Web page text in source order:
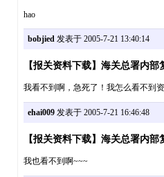
hao
bobjied发表于 2005-7-21 13:40:14
【报关资料下载】海关总署内
我看不到啊，急死了！我怎么看不到
ehai009发表于 2005-7-21 16:46:48
【报关资料下载】海关总署内
我也看不到啊~~~